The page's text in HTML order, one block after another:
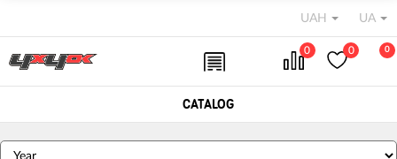
UAH UA
0 0 0
CATALOG